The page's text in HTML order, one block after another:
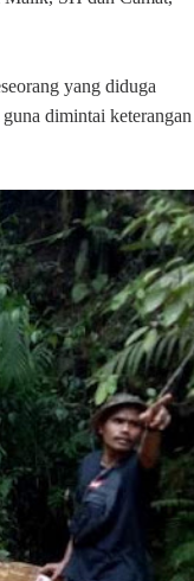
yang diduga
dimintai keterangan